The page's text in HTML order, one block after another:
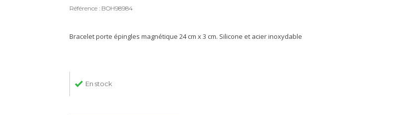
Référence : BOH98984
Bracelet porte épingles magnétique 24 cm x 3 cm. Silicone et acier inoxydable
En stock